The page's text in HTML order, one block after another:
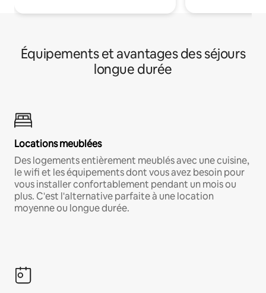
Équipements et avantages des séjours
longue durée
Locations meublées
Des logements entièrement meublés avec une cuisine,
le wifi et les équipements dont vous avez besoin pour
vous installer confortablement pendant un mois ou
plus. C'est l'alternative parfaite à une location
moyenne ou longue durée.